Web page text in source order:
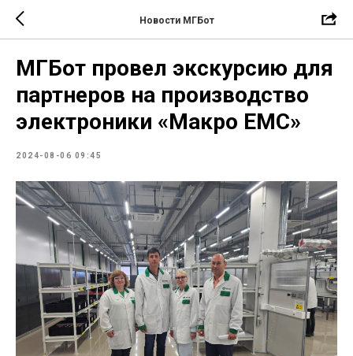
Новости МГБот
МГБот провел экскурсию для
партнеров на производство
электроники «Макро ЕМС»
2024-08-06 09:45